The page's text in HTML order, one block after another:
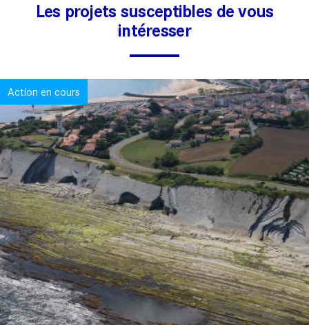
Les projets susceptibles de vous
intéresser
Action en cours